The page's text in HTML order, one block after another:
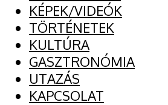
KÉPEK/VIDEÓK
TÖRTÉNETEK
KULTÚRA
GASZTRONÓMIA
UTAZÁS
KAPCSOLAT